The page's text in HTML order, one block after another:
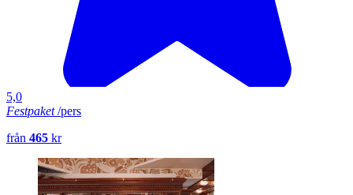
5,0
Festpaket/pers
från 465 kr